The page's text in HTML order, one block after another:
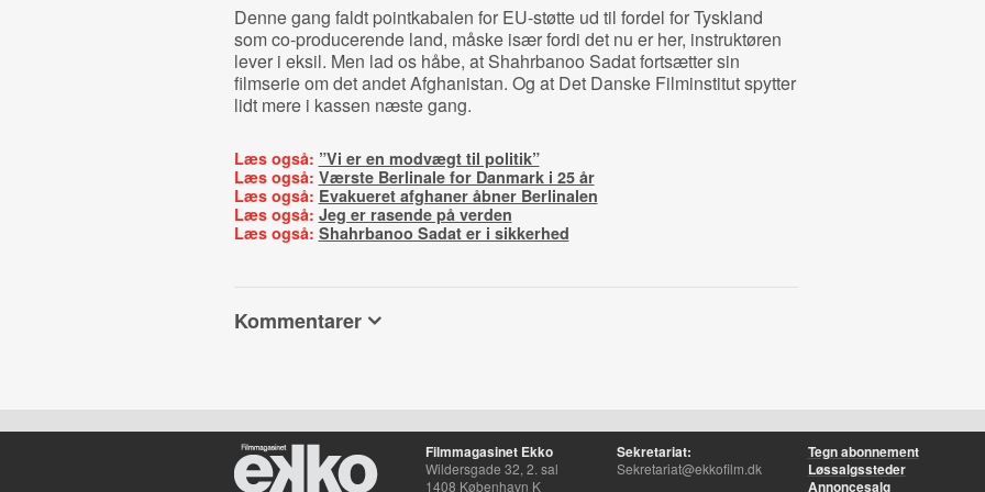
Denne gang faldt pointkabalen for EU-støtte ud til fordel for Tyskland
som co-producerende land, måske især fordi det nu er her, instruktøren
lever i eksil. Men lad os håbe, at Shahrbanoo Sadat fortsætter sin
filmserie om det andet Afghanistan. Og at Det Danske Filminstitut spytter
lidt mere i kassen næste gang.
Læs også: ”Vi er en modvægt til politik”
Læs også: Værste Berlinale for Danmark i 25 år
Læs også: Evakueret afghaner åbner Berlinalen
Læs også: Jeg er rasende på verden
Læs også: Shahrbanoo Sadat er i sikkerhed
Kommentarer
Filmmagasinet Ekko
Wildersgade 32, 2. sal
1408 København K
Sekretariat:
Sekretariat@ekkofilm.dk
Tegn abonnement
Løssalgssteder
Annoncesalg